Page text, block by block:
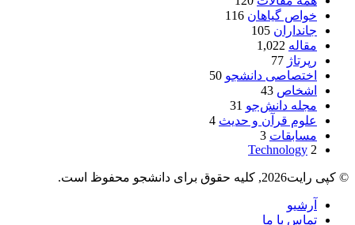
خواص گیاهان 116
جانداران 105
مقاله 1,022
رپرتاژ 77
اختصاصی دانشجو 50
اشخاص 43
مجله دانش‌جو 31
علوم قرآن و حدیث 4
مسابقات 3
Technology 2
© کپی رایت2026, کلیه حقوق برای دانشجو محفوظ است.
آرشیو
تماس با ما